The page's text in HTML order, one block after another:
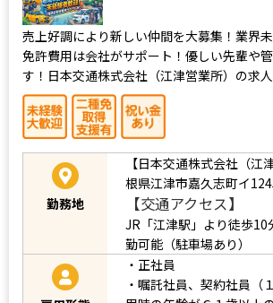
売上好調により新しい仲間を大募集！業界
免許費用は会社がサポート！優しい先輩や
す！日本交通株式会社（江津営業所）の求人
勤務地
【日本交通株式会社（江
根県江津市嘉久志町イ
【交通アクセス】
JR「江津駅」より徒歩10
勤可能（駐車場あり）
・正社員
・嘱託社員、契約社員（